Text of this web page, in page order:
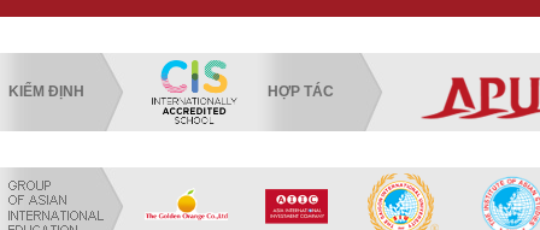
KIỂM ĐỊNH HỢP TÁC